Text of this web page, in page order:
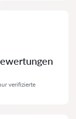
verifizierte